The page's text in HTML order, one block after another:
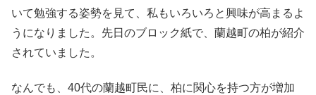
いて勉強する姿勢を見て、私もいろいろと興味が高まるよ
うになりました。先日のブロック紙で、蘭越町の柏が紹介
されていました。
なんでも、40代の蘭越町民に、柏に関心を持つ方が増加